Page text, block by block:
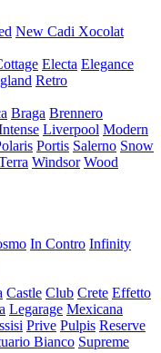
New Cadi Xocolat
Electa Elegance
Retro
Braga Brennero
Liverpool Modern
Portis Salerno Snow
Windsor Wood
In Contro Infinity
Castle Club Crete Effetto
Legarage Mexicana
Prive Pulpis Reserve
Bianco Supreme